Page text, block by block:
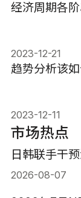
经济周期各
2023-12-21
趋势分析该
2023-12-11
市场热点
日韩联手干
2026-08-07